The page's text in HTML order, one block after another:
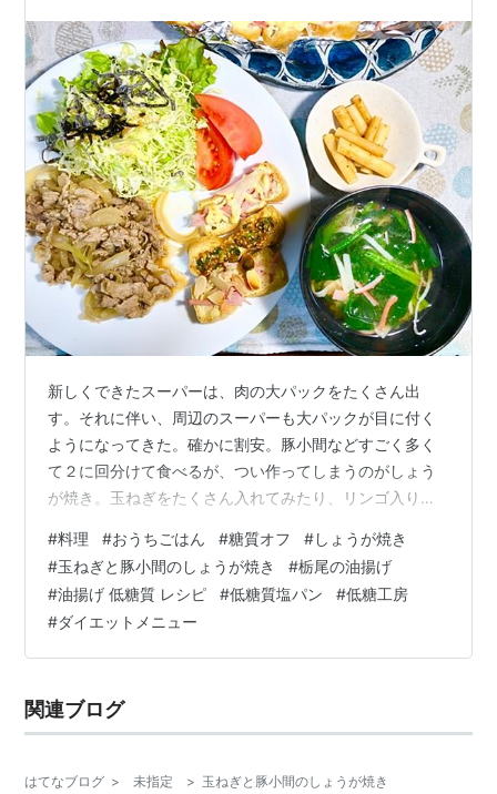
新しくできたスーパーは、肉の大パックをたくさん出
す。それに伴い、周辺のスーパーも大パックが目に付く
ようになってきた。確かに割安。豚小間などすごく多く
て２に回分けて食べるが、つい作ってしまうのがしょう
が焼き。玉ねぎをたくさん入れてみたり、リンゴ入りや
なるが、残ることはない。しょうが焼きは家族の人気メ
ニューだ。 玉ねぎたっぷりのしょうが焼き もくじ 夕食
しょうが焼き 栃尾の油揚げいろいろ焼き 昼食 低糖質塩
パンのフィッシュサンド 玉ねぎとチーズのスープ ひとこ
と 寒いのに花粉が来ている！ 夕食 しょうが焼き 〇豚小
#料理 #おうちごはん #糖質オフ #しょうが焼き
#玉ねぎと豚小間のしょうが焼き #栃尾の油揚げ
#油揚げ 低糖質 レシピ #低糖質塩パン #低糖工房
#ダイエットメニュー
関連ブログ
はてなブログ > 未指定 > 玉ねぎと豚小間のしょうが焼き